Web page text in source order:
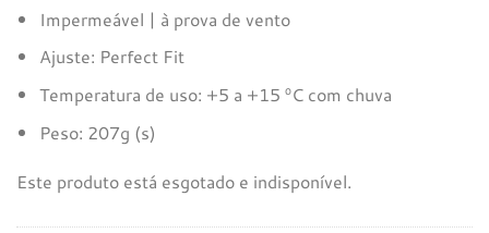
Impermeável | à prova de vento
Ajuste: Perfect Fit
Temperatura de uso: +5 a +15 ºC com chuva
Peso: 207g (s)
Este produto está esgotado e indisponível.